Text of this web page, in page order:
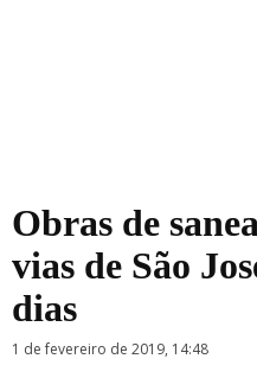
Obras de
vias de São
dias
1 de fevereiro de 2019, 14:48